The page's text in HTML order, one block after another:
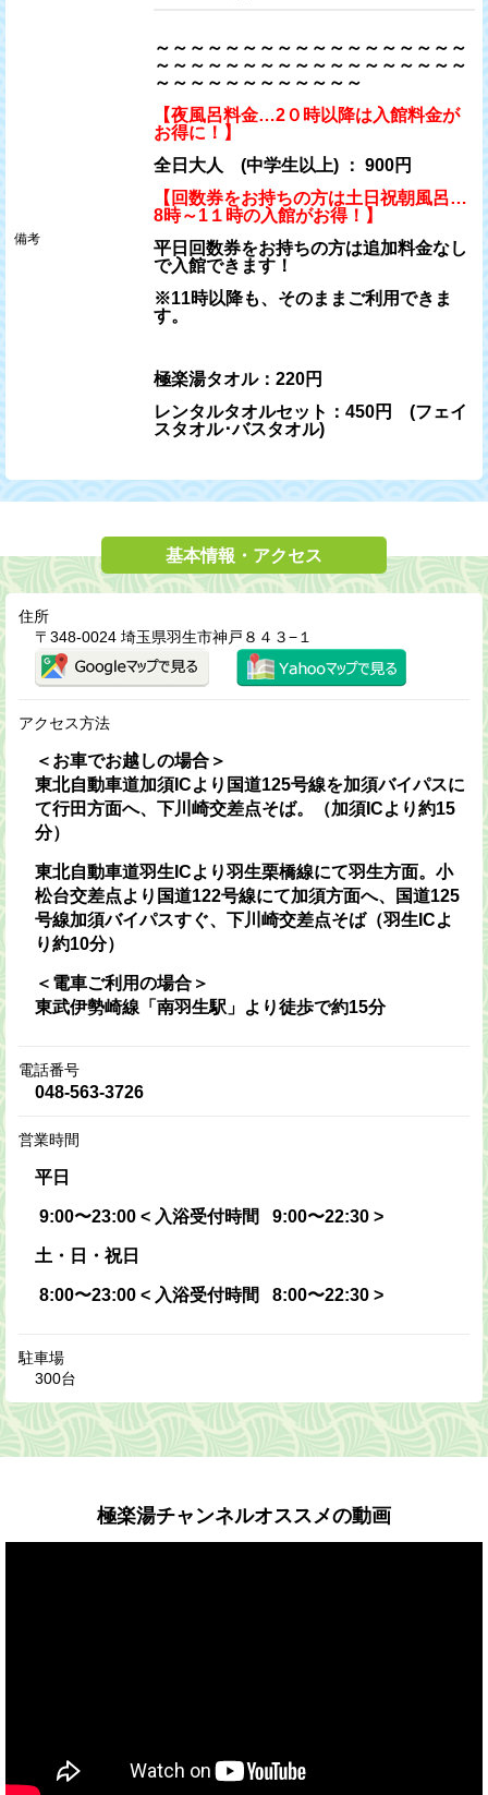
備考
～～～～～～～～～～～～～～～～～～
～～～～～～～～～～～～～～～～～～
～～～～～～～～～～～～
【夜風呂料金…2０時以降は入館料金が
お得に！】
全日大人 (中学生以上) ： 900円
【回数券をお持ちの方は土日祝朝風呂…
8時～1１時の入館がお得！】
平日回数券をお持ちの方は追加料金なし
で入館できます！
※11時以降も、そのままご利用できま
す。
極楽湯タオル：220円
レンタルタオルセット：450円 (フェイ
スタオル･バスタオル)
基本情報・アクセス
住所
〒348-0024 埼玉県羽生市神戸８４３−１
アクセス方法
＜お車でお越しの場合＞
東北自動車道加須ICより国道125号線を加須バイパスに
て行田方面へ、下川崎交差点そば。（加須ICより約15
分）
東北自動車道羽生ICより羽生栗橋線にて羽生方面。小
松台交差点より国道122号線にて加須方面へ、国道125
号線加須バイパスすぐ、下川崎交差点そば（羽生ICよ
り約10分）
＜電車ご利用の場合＞
東武伊勢崎線「南羽生駅」より徒歩で約15分
電話番号
048-563-3726
営業時間
平日
9:00〜23:00 < 入浴受付時間 9:00〜22:30 >
土・日・祝日
8:00〜23:00 < 入浴受付時間 8:00〜22:30 >
駐車場
300台
極楽湯チャンネルオススメの動画